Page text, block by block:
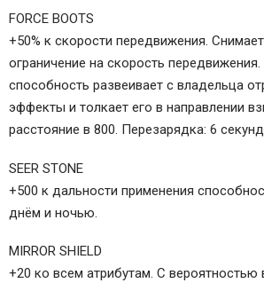
FORCE BOOTS
+50% к скорости передвижения.
ограничение на скорость передвижения.
способность развеивает с владельца
эффекты и толкает его в направлении
расстояние в 800. Перезарядка: 6
SEER STONE
+500 к дальности применения
днём и ночью.
MIRROR SHIELD
+20 ко всем атрибутам. С вероятностью